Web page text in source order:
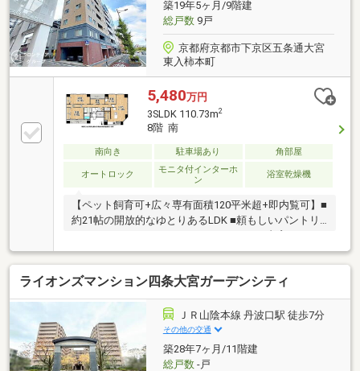
築19年5ヶ月/9階建
総戸数9戸
京都府京都市下京区五条通大宮
東入柿本町
5,480万円
3SLDK 110.73m2
8階 南
南向き 駐車場あり 角部屋
オートロック
モニタ付インターホ
ン
浴室乾燥機
【ペット飼育可+広々専有面積120平米超+即内覧可】■
約21帖の開放的なゆとりあるLDK ■頼もしいパントリ
ーやウォークインクローゼットなどあり■書斎スペー
スもあり在宅ワークにも重宝します
ライオンズマンション四条大宮ガーデンシティ
ＪＲ山陰本線 丹波口駅 徒歩7分
その他の交通
築28年7ヶ月/11階建
総戸数-戸